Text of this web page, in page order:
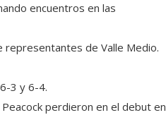
encuentros en las
representantes de Valle Medio.
3 y 6-4.
perdieron en el debut en